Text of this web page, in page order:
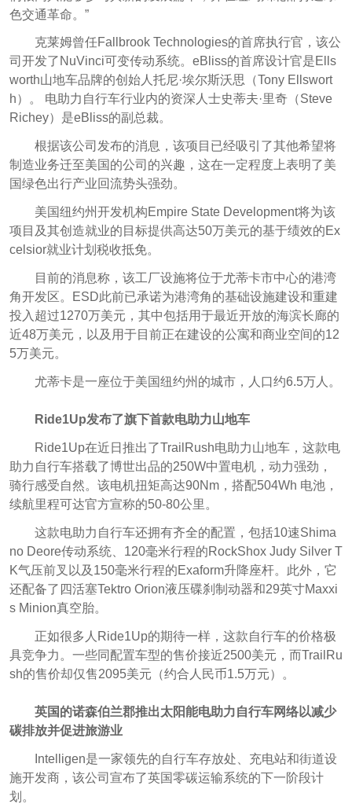
色交通革命。”
克莱姆曾任Fallbrook Technologies的首席执行官，该公
司开发了NuVinci可变传动系统。eBliss的首席设计官是Ells
worth山地车品牌的创始人托尼·埃尔斯沃思（Tony Ellswort
h）。 电助力自行车行业内的资深人士史蒂夫·里奇（Steve
Richey）是eBliss的副总裁。
根据该公司发布的消息，该项目已经吸引了其他希望将
制造业务迁至美国的公司的兴趣，这在一定程度上表明了美
国绿色出行产业回流势头强劲。
美国纽约州开发机构Empire State Development将为该
项目及其创造就业的目标提供高达50万美元的基于绩效的Ex
celsior就业计划税收抵免。
目前的消息称，该工厂设施将位于尤蒂卡市中心的港湾
角开发区。ESD此前已承诺为港湾角的基础设施建设和重建
投入超过1270万美元，其中包括用于最近开放的海滨长廊的
近48万美元，以及用于目前正在建设的公寓和商业空间的12
5万美元。
尤蒂卡是一座位于美国纽约州的城市，人口约6.5万人。
Ride1Up发布了旗下首款电助力山地车
Ride1Up在近日推出了TrailRush电助力山地车，这款电
助力自行车搭载了博世出品的250W中置电机，动力强劲，
骑行感受自然。该电机扭矩高达90Nm，搭配504Wh 电池，
续航里程可达官方宣称的50-80公里。
这款电助力自行车还拥有齐全的配置，包括10速Shima
no Deore传动系统、120毫米行程的RockShox Judy Silver T
K气压前叉以及150毫米行程的Exaform升降座杆。此外，它
还配备了四活塞Tektro Orion液压碟刹制动器和29英寸Maxxi
s Minion真空胎。
正如很多人Ride1Up的期待一样，这款自行车的价格极
具竞争力。一些同配置车型的售价接近2500美元，而TrailRu
sh的售价却仅售2095美元（约合人民币1.5万元）。
英国的诺森伯兰郡推出太阳能电助力自行车网络以减少
碳排放并促进旅游业
Intelligen是一家领先的自行车存放处、充电站和街道设
施开发商，该公司宣布了英国零碳运输系统的下一阶段计
划。